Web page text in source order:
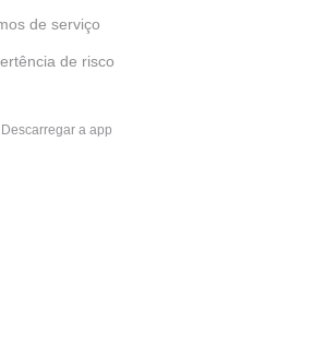
de serviço
de risco
Descarregar a app